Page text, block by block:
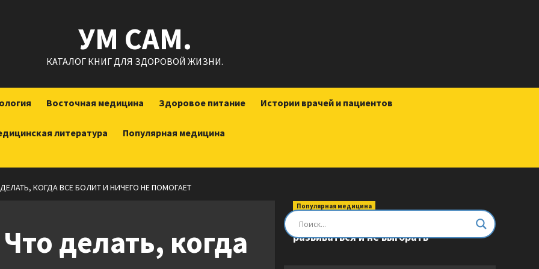
УМ САМ.
КАТАЛОГ КНИГ ДЛЯ ЗДОРОВОЙ ЖИЗНИ.
Восточная медицина Здоровое питание Истории врачей и пациентов
литература Популярная медицина
КОГДА ВСЕ БОЛИТ И НИЧЕГО НЕ ПОМОГАЕТ
делать, когда
Популярная медицина
Быть врачом. Как помогать,
развиваться и не выгорать